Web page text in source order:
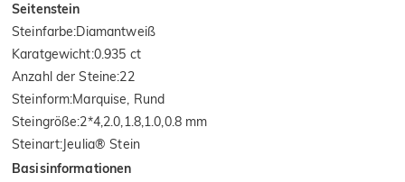
Seitenstein
Steinfarbe:Diamantweiß
Karatgewicht:0.935 ct
Anzahl der Steine:22
Steinform:Marquise, Rund
Steingröße:2*4,2.0,1.8,1.0,0.8 mm
Steinart: Jeulia® Stein
Basisinformationen